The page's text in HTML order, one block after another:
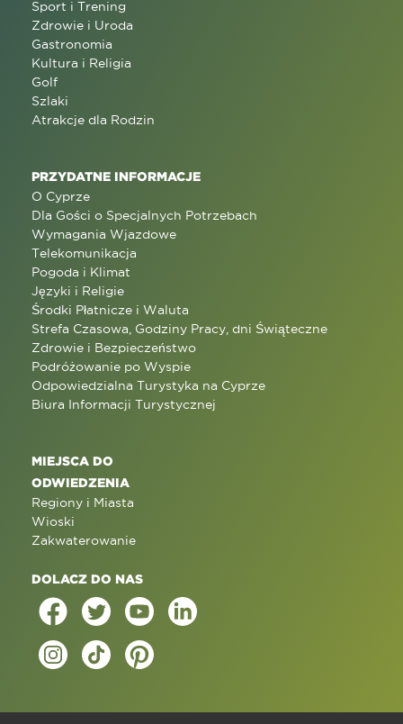
Sport i Trening
Zdrowie i Uroda
Gastronomia
Kultura i Religia
Golf
Szlaki
Atrakcje dla Rodzin
PRZYDATNE INFORMACJE
O Cyprze
Dla Gości o Specjalnych Potrzebach
Wymagania Wjazdowe
Telekomunikacja
Pogoda i Klimat
Języki i Religie
Środki Płatnicze i Waluta
Strefa Czasowa, Godziny Pracy, dni Świąteczne
Zdrowie i Bezpieczeństwo
Podróżowanie po Wyspie
Odpowiedzialna Turystyka na Cyprze
Biura Informacji Turystycznej
MIEJSCA DO
ODWIEDZENIA
Regiony i Miasta
Wioski
Zakwaterowanie
DOLACZ DO NAS